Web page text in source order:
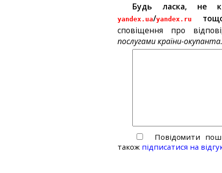
Будь ласка, не
yandex.ua/yandex.ru
сповіщення про
послугами країни-
Повідомити
також підписатися на